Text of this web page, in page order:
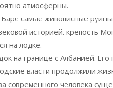
атмосферны.
самые живописные
историей, крепость
на лодке.
на границе с Албанией. Его
власти продолжили
современного человека